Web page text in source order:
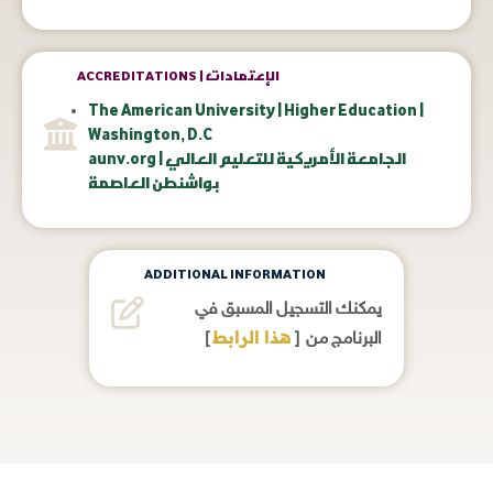
ACCREDITATIONS | الإعتمادات
The American University | Higher Education |
Washington, D.C
aunv.org | الجامعة الأمريكية للتعليم العالي
بواشنطن العاصمة
ADDITIONAL INFORMATION
يمكنك التسجيل المسبق في
البرنامج من [ هذا الرابط]